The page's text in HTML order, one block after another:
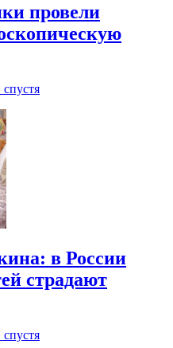
провели
спустя
в России
страдают
спустя